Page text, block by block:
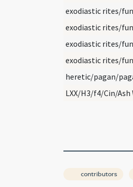
exodiastic rites/
exodiastic rites/
exodiastic rites/
exodiastic rites/
heretic/pagan/
LXX/H3/f4/Cin/Ash
contributors